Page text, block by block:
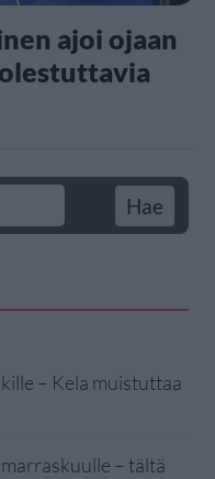
ajoi ojaan
– Kela muistuttaa
– tältä